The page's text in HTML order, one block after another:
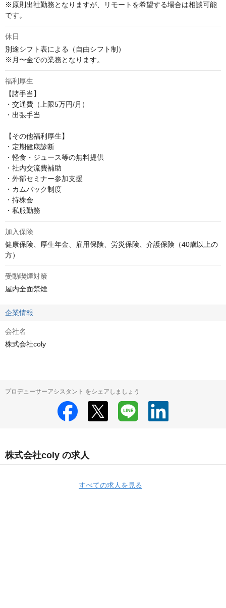
※原則出社勤務となりますが、リモートを希望する場合は相談可能
です。
休日
別途シフト表による（自由シフト制）
※月〜金での業務となります。
福利厚生
【諸手当】
・交通費（上限5万円/月）
・出張手当
【その他福利厚生】
・定期健康診断
・軽食・ジュース等の無料提供
・社内交流費補助
・外部セミナー参加支援
・カムバック制度
・持株会
・私服勤務
加入保険
健康保険、厚生年金、雇用保険、労災保険、介護保険（40歳以上の
方）
受動喫煙対策
屋内全面禁煙
企業情報
会社名
株式会社coly
プロデューサーアシスタント をシェアしましょう
株式会社coly の求人
すべての求人を見る